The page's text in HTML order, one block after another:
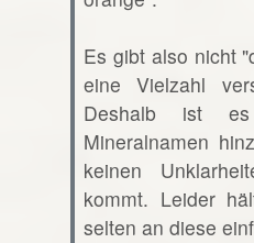
Es gibt also nicht
eine Vielzahl
Deshalb ist
Mineralnamen
keinen
kommt. Leider
selten an diese